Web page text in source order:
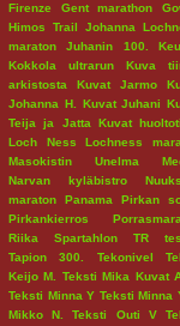
Firenze
Gent marathon
Himos Trail
Johanna
maraton
Juhanin 100.
Kokkola ultrarun
Kuva
arkistosta
Kuvat Jarmo
Johanna H.
Kuvat Juhani
Teija ja Jatta
Kuvat
Loch Ness
Lochness
Masokistin Unelma
Narvan kyläbistro
maraton
Panama
Pirkan
Pirkankierros
Riika
Spartahlon
TR
Tapion 300.
Tekonivel
Keijo M.
Teksti Mika Kuvat
Teksti Minna Y Teksti Minna
Mikko N.
Teksti Outi V